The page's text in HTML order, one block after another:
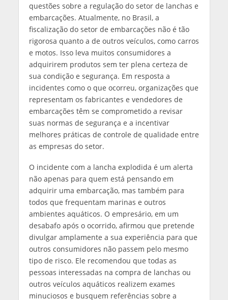
questões sobre a regulação do setor de lanchas e
embarcações. Atualmente, no Brasil, a
fiscalização do setor de embarcações não é tão
rigorosa quanto a de outros veículos, como carros
e motos. Isso leva muitos consumidores a
adquirirem produtos sem ter plena certeza de
sua condição e segurança. Em resposta a
incidentes como o que ocorreu, organizações que
representam os fabricantes e vendedores de
embarcações têm se comprometido a revisar
suas normas de segurança e a incentivar
melhores práticas de controle de qualidade entre
as empresas do setor.
O incidente com a lancha explodida é um alerta
não apenas para quem está pensando em
adquirir uma embarcação, mas também para
todos que frequentam marinas e outros
ambientes aquáticos. O empresário, em um
desabafo após o ocorrido, afirmou que pretende
divulgar amplamente a sua experiência para que
outros consumidores não passem pelo mesmo
tipo de risco. Ele recomendou que todas as
pessoas interessadas na compra de lanchas ou
outros veículos aquáticos realizem exames
minuciosos e busquem referências sobre a